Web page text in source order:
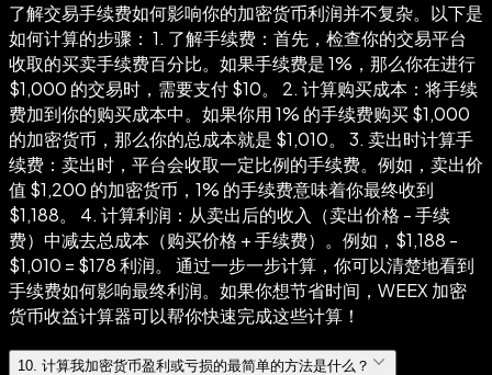
了解交易手续费如何影响你的加密货币利润并不复杂。以下是
如何计算的步骤： 1. 了解手续费：首先，检查你的交易平台
收取的买卖手续费百分比。如果手续费是 1%，那么你在进行
$1,000 的交易时，需要支付 $10。 2. 计算购买成本：将手续
费加到你的购买成本中。如果你用 1% 的手续费购买 $1,000
的加密货币，那么你的总成本就是 $1,010。 3. 卖出时计算手
续费：卖出时，平台会收取一定比例的手续费。例如，卖出价
值 $1,200 的加密货币，1% 的手续费意味着你最终收到
$1,188。 4. 计算利润：从卖出后的收入（卖出价格 - 手续
费）中减去总成本（购买价格 + 手续费）。例如，$1,188 -
$1,010 = $178 利润。 通过一步一步计算，你可以清楚地看到
手续费如何影响最终利润。如果你想节省时间，WEEX 加密
货币收益计算器可以帮你快速完成这些计算！
10 计算我加密货币盈利或亏损的最简单的方法是什么？